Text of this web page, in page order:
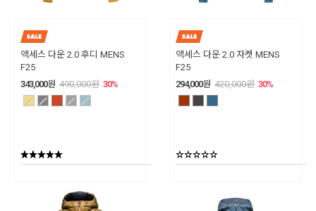
액세스 다운 2.0 후디 MENS
F25
343,000원 490,000원 30%
액세스 다운 2.0 자켓 MENS
F25
294,000원 420,000원 30%